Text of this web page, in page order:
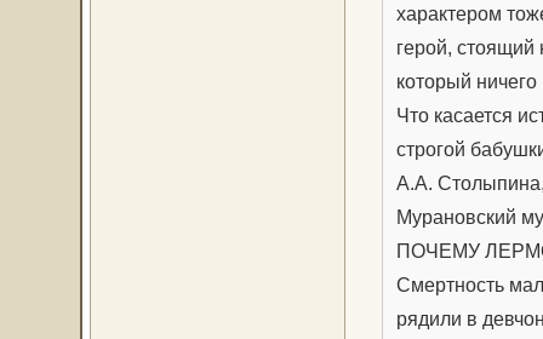
характером
герой, стоящий
который
Что касается
строгой
А.А.
Мурановский
ПОЧЕМУ
Смертность
рядили в